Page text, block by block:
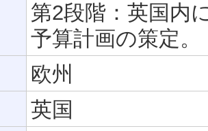
第2段階：英国内
予算計画の策定。
欧州
英国